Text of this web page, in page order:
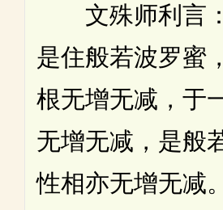
文殊师利言：
是住般若波罗蜜
根无增无减，于
无增无减，是般
性相亦无增无减。